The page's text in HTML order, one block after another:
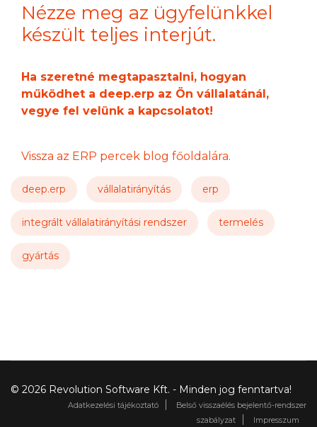
Nézze meg az ügyfelünkkel
készült teljes interjút.
Ha szeretné megtapasztalni, hogyan
működhet a deep.erp az Ön vállalatánál,
vegye fel velünk a kapcsolatot!
Vissza az ERP percek blog főoldalára.
deep.erp vállalatirányítás erp
integrált vállalatirányítási rendszer termelés
gyártás
© 2026 Revolution Software Kft. - Minden jog fenntartva!
Adatkezelési tájékoztató
Belső visszaélés bejelentő-rendszer
szabályzat
Impresszum